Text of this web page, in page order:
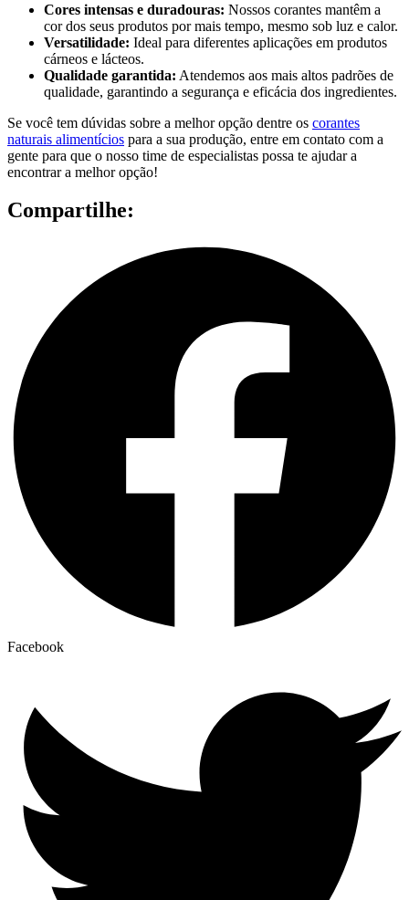
Cores intensas e duradouras: Nossos corantes mantêm a
cor dos seus produtos por mais tempo, mesmo sob luz e calor.
Versatilidade: Ideal para diferentes aplicações em produtos
cárneos e lácteos.
Qualidade garantida: Atendemos aos mais altos padrões de
qualidade, garantindo a segurança e eficácia dos ingredientes.
Se você tem dúvidas sobre a melhor opção dentre os corantes
naturais alimentícios para a sua produção, entre em contato com a
gente para que o nosso time de especialistas possa te ajudar a
encontrar a melhor opção!
Compartilhe:
Facebook